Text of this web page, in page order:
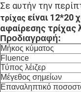
Σε αυτήν την
τρίχας είναι
αφαίρεσης τρίχας
Προδιαγραφή:
Μήκος κύματος
Fluence
Τύπος λέιζερ
Μέγεθος σημείων
Επαναληπτικό